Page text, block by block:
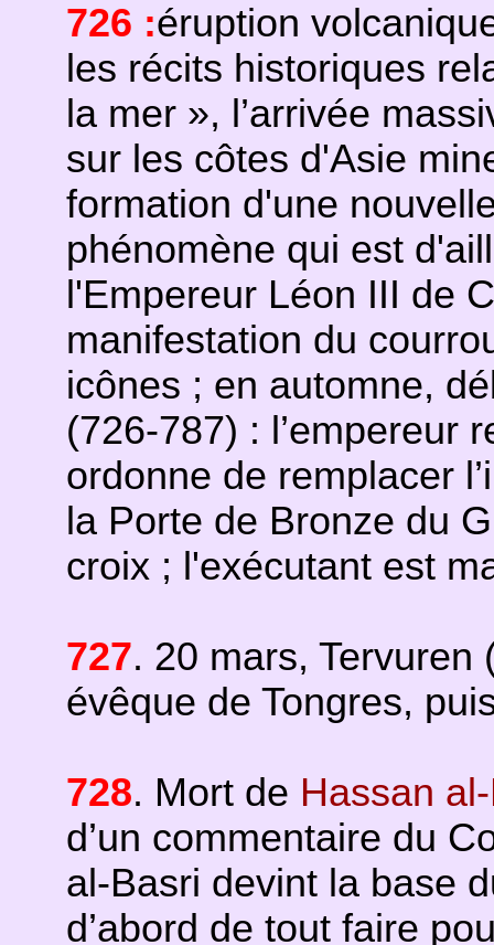
726 :éruption
les récits historiques
la mer », l’arrivée
sur les côtes d'Asie
formation d'une
phénomène qui est
l'Empereur Léon III de
manifestation du
icônes ; en automne,
(726-787) : l’empereur
ordonne de remplacer
la Porte de Bronze du
croix ; l'exécutant est
727. 20 mars,
évêque de Tongres,
728. Mort de Hassan
d’un commentaire du
al-Basri devint la base
d’abord de tout faire